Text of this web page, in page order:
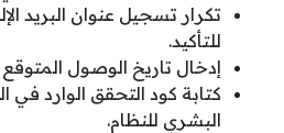
تكرار تسجيل عنوان البريد
للتأكيد.
إدخال تاريخ الوصول المتوقع
كتابة كود التحقق الوارد في
البشري للنظام.